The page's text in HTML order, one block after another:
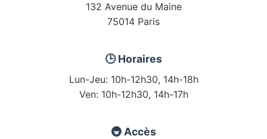
132 Avenue du Maine
75014 Paris
🕒 Horaires
Lun-Jeu: 10h-12h30, 14h-18h
Ven: 10h-12h30, 14h-17h
🚇 Accès